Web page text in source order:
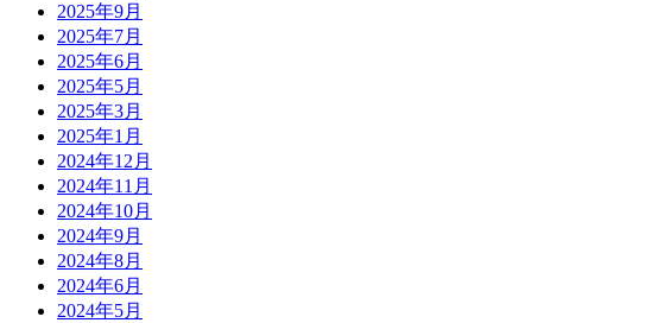
2025年9月
2025年7月
2025年6月
2025年5月
2025年3月
2025年1月
2024年12月
2024年11月
2024年10月
2024年9月
2024年8月
2024年6月
2024年5月